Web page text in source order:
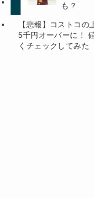
も？
【悲報】コストコ
5千円オーバーに！
くチェックしてみた